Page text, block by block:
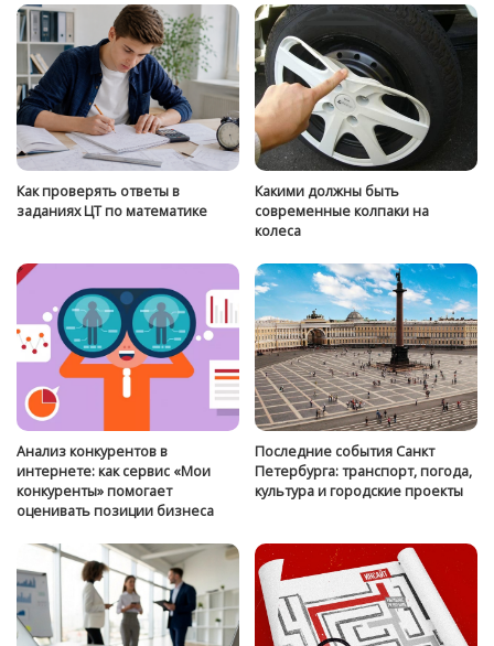
Как проверять ответы в
заданиях ЦТ по математике
Какими должны быть
современные колпаки на
колеса
Анализ конкурентов в
интернете: как сервис «Мои
конкуренты» помогает
оценивать позиции бизнеса
Последние события Санкт
Петербурга: транспорт, погода,
культура и городские проекты